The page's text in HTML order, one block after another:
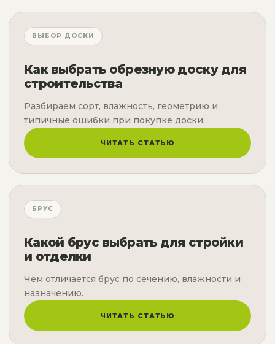
ВЫБОР ДОСКИ
Как выбрать обрезную доску для
строительства
Разбираем сорт, влажность, геометрию и
типичные ошибки при покупке доски.
ЧИТАТЬ СТАТЬЮ
БРУС
Какой брус выбрать для стройки
и отделки
Чем отличается брус по сечению, влажности и
назначению.
ЧИТАТЬ СТАТЬЮ